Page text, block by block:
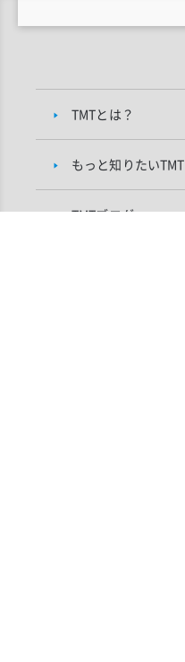
TMTとは？
もっと知りたいTMT
TMTブログ